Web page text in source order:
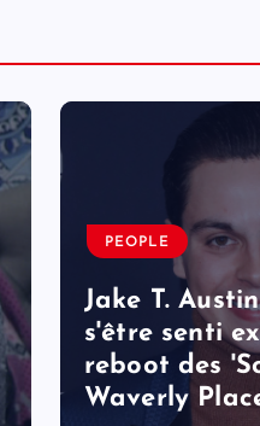
PEOPLE
Jake T.
s'être senti
reboot des
Waverly